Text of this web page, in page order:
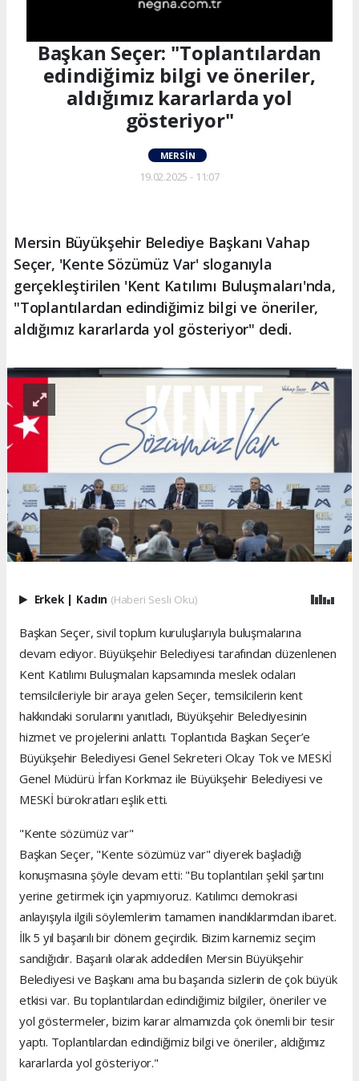
Başkan Seçer: "Toplantılardan
edindiğimiz bilgi ve öneriler,
aldığımız kararlarda yol
gösteriyor"
MERSIN
19.02.2025 - 11:07
Mersin Büyükşehir Belediye Başkanı Vahap
Seçer, 'Kente Sözümüz Var' sloganıyla
gerçekleştirilen 'Kent Katılımı Buluşmaları'nda,
"Toplantılardan edindiğimiz bilgi ve öneriler,
aldığımız kararlarda yol gösteriyor" dedi.
Erkek | Kadın (Haberi Sesli Oku)
Başkan Seçer, sivil toplum kuruluşlarıyla buluşmalarına
devam ediyor. Büyükşehir Belediyesi tarafından düzenlenen
Kent Katılımı Buluşmaları kapsamında meslek odaları
temsilcileriyle bir araya gelen Seçer, temsilcilerin kent
hakkındaki sorularını yanıtladı, Büyükşehir Belediyesinin
hizmet ve projelerini anlattı. Toplantıda Başkan Seçer’e
Büyükşehir Belediyesi Genel Sekreteri Olcay Tok ve MESKİ
Genel Müdürü İrfan Korkmaz ile Büyükşehir Belediyesi ve
MESKİ bürokratları eşlik etti.
"Kente sözümüz var"
Başkan Seçer, "Kente sözümüz var" diyerek başladığı
konuşmasına şöyle devam etti: "Bu toplantıları şekil şartını
yerine getirmek için yapmıyoruz. Katılımcı demokrasi
anlayışıyla ilgili söylemlerim tamamen inandıklarımdan ibaret.
İlk 5 yıl başarılı bir dönem geçirdik. Bizim karnemiz seçim
sandığıdır. Başarılı olarak addedilen Mersin Büyükşehir
Belediyesi ve Başkanı ama bu başarıda sizlerin de çok büyük
etkisi var. Bu toplantılardan edindiğimiz bilgiler, öneriler ve
yol göstermeler, bizim karar almamızda çok önemli bir tesir
yaptı. Toplantılardan edindiğimiz bilgi ve öneriler, aldığımız
kararlarda yol gösteriyor."